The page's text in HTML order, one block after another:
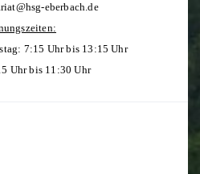
eberbach.de
7:15 Uhr bis 13:15 Uhr
Uhr bis 11:30 Uhr